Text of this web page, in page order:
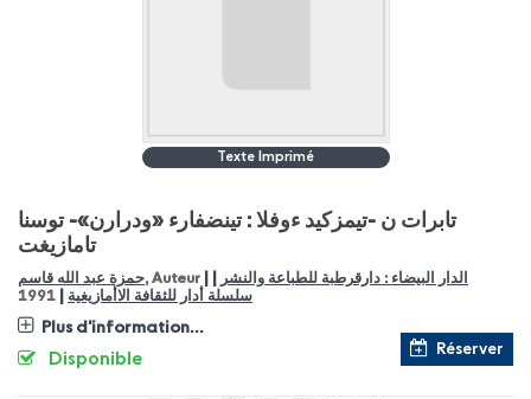
Texte Imprimé
تابرات ن -تيمزكيد ءوفلا : تينضفارء «ودرارن»- توسنا
تامازيغت
حمزة عبد الله قاسم, Auteur الدار البيضاء : دارقرطبة للطباعة والنشر
سلسلة أدار للثقافة الاأمازيغية 1991
Plus d'information...
Réserver
Disponible